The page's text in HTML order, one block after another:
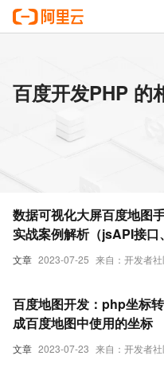
百度开发PHP 的
文章 2023-07-25 来自：开发者社
数据可视化大屏百度地图
实战案例解析（jsAPI接口
片、文本标签、分类筛选
文章 2023-07-23 来自：开发者社
百度地图开发：php坐标
成百度地图中使用的坐标